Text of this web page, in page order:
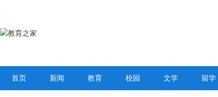
首页 新闻 教育 校园 文学 留学